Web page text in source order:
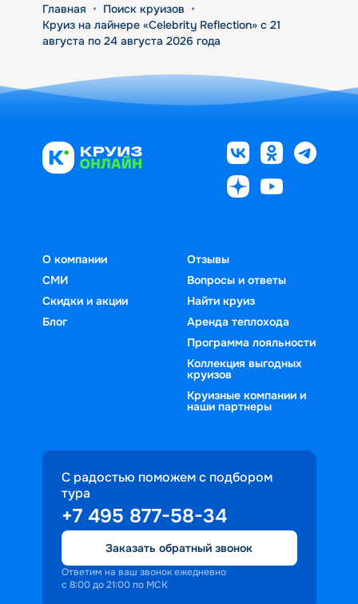
Главная • Поиск круизов •
Круиз на лайнере «Celebrity Reflection» с 21
августа по 24 августа 2026 года
О компании
СМИ
Скидки и акции
Блог
Отзывы
Вопросы и ответы
Найти круиз
Аренда теплохода
Программа лояльности
Коллекция выгодных
круизов
Круизные компании и
наши партнеры
С радостью поможем с подбором
тура
+7 495 877-58-34
Заказать обратный звонок
Ответим на ваш звонок ежедневно
с 8:00 до 21:00 по МСК